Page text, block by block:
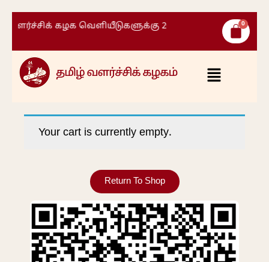
கழக வெளியீடுகளுக்கு 20% தள்ளுபடி )
Your cart is currently empty.
Return To Shop